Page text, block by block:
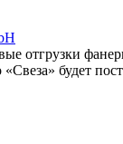
отгрузки
будет